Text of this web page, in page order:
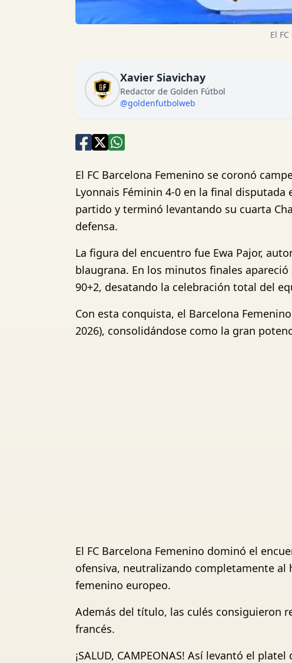
El
Xavier Siavichay
Redactor de Golden Fútbol
@goldenfutbolweb
El FC Barcelona Femenino se coronó
Lyonnais Féminin 4-0 en la final
partido y terminó levantando su cuarta
defensa.
La figura del encuentro fue Ewa Pajor,
blaugrana. En los minutos finales
90+2, desatando la celebración total del
Con esta conquista, el Barcelona
2026), consolidándose como la gran
El FC Barcelona Femenino dominó el
ofensiva, neutralizando completamente
femenino europeo.
Además del título, las culés consiguieron
francés.
¡SALUD, CAMPEONAS! Así levantó el